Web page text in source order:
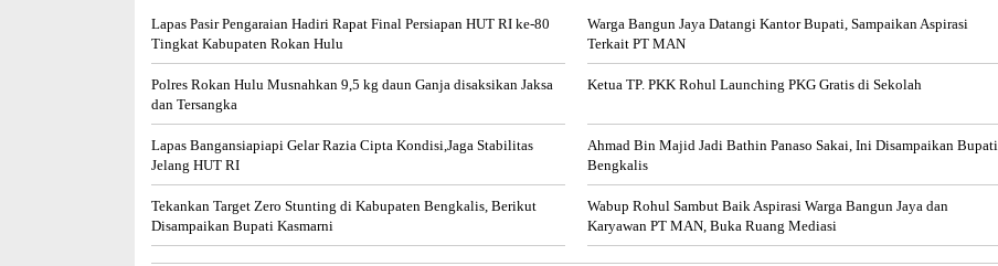
Lapas Pasir Pengaraian Hadiri Rapat Final Persiapan HUT RI ke-80
Tingkat Kabupaten Rokan Hulu
Warga Bangun Jaya Datangi Kantor Bupati, Sampaikan Aspirasi
Terkait PT MAN
Polres Rokan Hulu Musnahkan 9,5 kg daun Ganja disaksikan Jaksa
dan Tersangka
Ketua TP. PKK Rohul Launching PKG Gratis di Sekolah
Lapas Bangansiapiapi Gelar Razia Cipta Kondisi,Jaga Stabilitas
Jelang HUT RI
Ahmad Bin Majid Jadi Bathin Panaso Sakai, Ini Disampaikan Bupati
Bengkalis
Tekankan Target Zero Stunting di Kabupaten Bengkalis, Berikut
Disampaikan Bupati Kasmarni
Wabup Rohul Sambut Baik Aspirasi Warga Bangun Jaya dan
Karyawan PT MAN, Buka Ruang Mediasi